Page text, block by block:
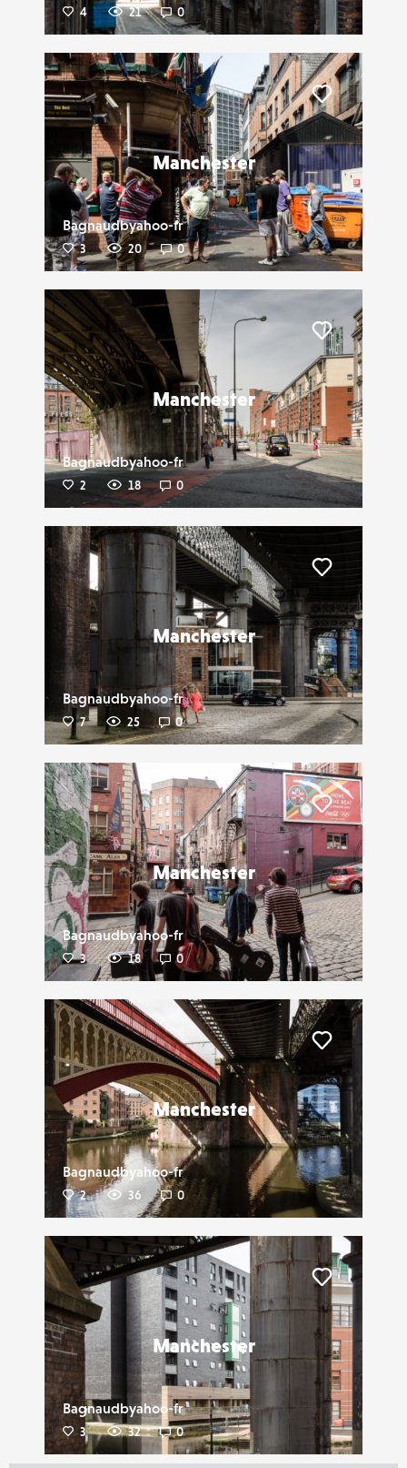
4 21 0
Manchester
Bagnaudbyahoo-fr
3 20 0
Liker
Manchester
Bagnaudbyahoo-fr
2 18 0
Liker
Manchester
Bagnaudbyahoo-fr
7 25 0
Liker
Manchester
Bagnaudbyahoo-fr
3 18 0
Liker
Manchester
Bagnaudbyahoo-fr
2 36 0
Liker
Manchester
Bagnaudbyahoo-fr
3 32 0
Liker